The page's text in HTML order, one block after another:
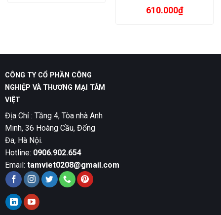
610.000₫
CÔNG TY CỔ PHẦN CÔNG
NGHIỆP VÀ THƯƠNG MẠI TÂM
VIỆT
Địa Chỉ : Tầng 4, Tòa nhà Anh
Minh, 36 Hoàng Cầu, Đống
Đa, Hà Nội.
Hotline: 0906.902.654
Email: tamviet0208@gmail.com